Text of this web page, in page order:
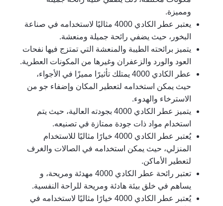
ومميزة.
البخور، حيث يضفي رائحة جميلة ومنعشة.
العود والورد والزعفران وغيرها من المكونات العطرية.
الاسترخاء والهدوء.
استخدام مواد ذات جودة ممتازة في تصنيعه.
لتعطير الأماكن.
يساهم في خلق بيئة هادئة ومريحة للراحة النفسية.